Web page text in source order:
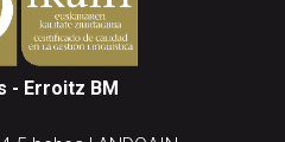
- Erroitz BM